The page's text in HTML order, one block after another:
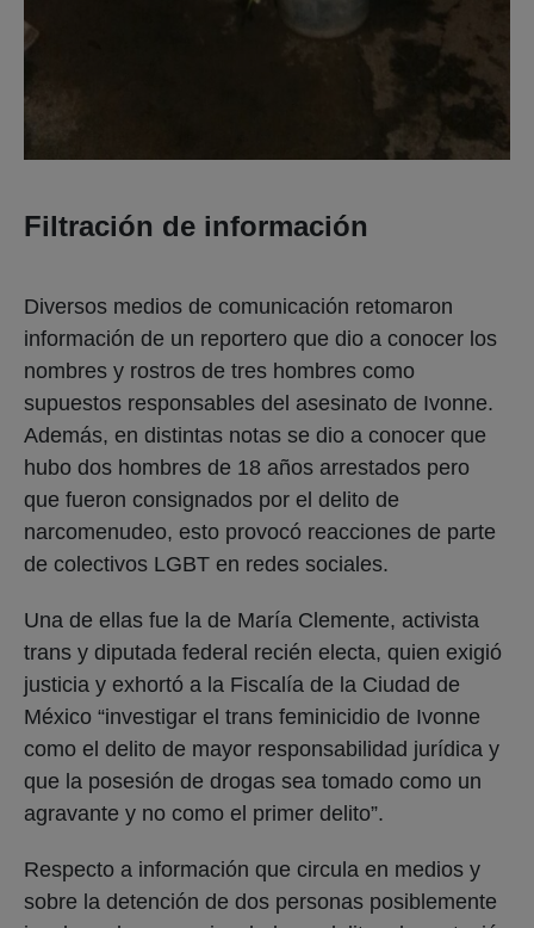
Filtración de información
Diversos medios de comunicación retomaron
información de un reportero que dio a conocer los
nombres y rostros de tres hombres como
supuestos responsables del asesinato de Ivonne.
Además, en distintas notas se dio a conocer que
hubo dos hombres de 18 años arrestados pero
que fueron consignados por el delito de
narcomenudeo, esto provocó reacciones de parte
de colectivos LGBT en redes sociales.
Una de ellas fue la de María Clemente, activista
trans y diputada federal recién electa, quien exigió
justicia y exhortó a la Fiscalía de la Ciudad de
México “investigar el trans feminicidio de Ivonne
como el delito de mayor responsabilidad jurídica y
que la posesión de drogas sea tomado como un
agravante y no como el primer delito”.
Respecto a información que circula en medios y
sobre la detención de dos personas posiblemente